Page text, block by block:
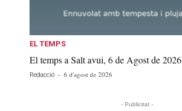
EL TEMPS
El temps a Salt avui, 6 de Agost de 2026
Redacció - 6 d'agost de 2026
- Publicitat -